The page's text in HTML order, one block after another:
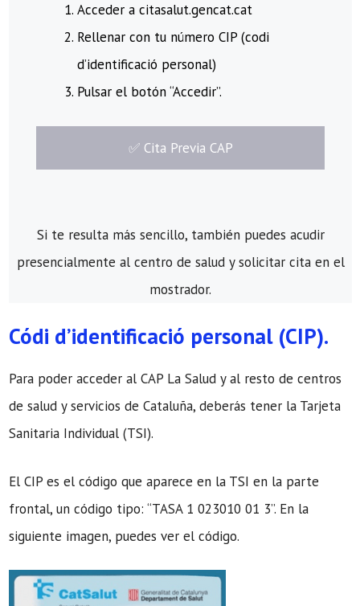
Acceder a citasalut.gencat.cat
Rellenar con tu número CIP (codi
d’identificació personal)
Pulsar el botón “Accedir”.
​✅​ Cita Previa CAP
Si te resulta más sencillo, también puedes acudir
presencialmente al centro de salud y solicitar cita en el
mostrador.
Códi d’identificació personal (CIP).
Para poder acceder al CAP La Salud y al resto de centros
de salud y servicios de Cataluña, deberás tener la Tarjeta
Sanitaria Individual (TSI).
El CIP es el código que aparece en la TSI en la parte
frontal, un código tipo: “TASA 1 023010 01 3”. En la
siguiente imagen, puedes ver el código.